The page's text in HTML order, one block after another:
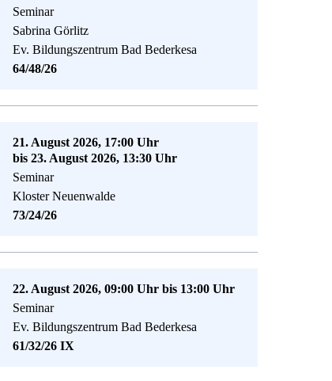
Seminar
Sabrina Görlitz
Ev. Bildungszentrum Bad Bederkesa
64/48/26
21. August 2026, 17:00 Uhr
bis 23. August 2026, 13:30 Uhr
Seminar
Kloster Neuenwalde
73/24/26
22. August 2026, 09:00 Uhr bis 13:00 Uhr
Seminar
Ev. Bildungszentrum Bad Bederkesa
61/32/26 IX